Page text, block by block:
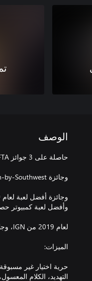
الوصف
التهديد، الكلام